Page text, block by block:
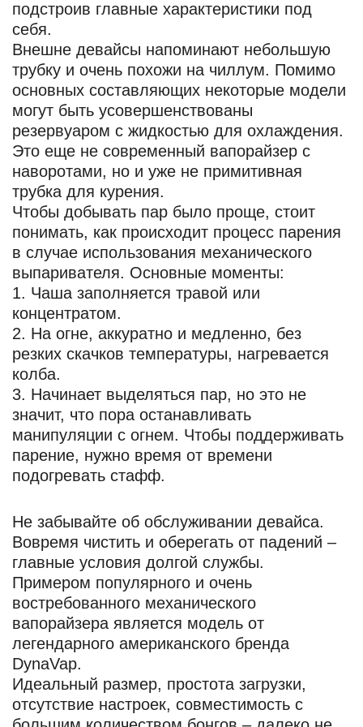
подстроив главные характеристики под
себя.
Внешне девайсы напоминают небольшую
трубку и очень похожи на чиллум. Помимо
основных составляющих некоторые модели
могут быть усовершенствованы
резервуаром с жидкостью для охлаждения.
Это еще не современный вапорайзер с
наворотами, но и уже не примитивная
трубка для курения.
Чтобы добывать пар было проще, стоит
понимать, как происходит процесс парения
в случае использования механического
выпаривателя. Основные моменты:
Чаша заполняется травой или
концентратом.
На огне, аккуратно и медленно, без
резких скачков температуры, нагревается
колба.
Начинает выделяться пар, но это не
значит, что пора останавливать
манипуляции с огнем. Чтобы поддерживать
парение, нужно время от времени
подогревать стафф.
Не забывайте об обслуживании девайса.
Вовремя чистить и оберегать от падений –
главные условия долгой службы.
Примером популярного и очень
востребованного механического
вапорайзера является модель от
легендарного американского бренда
DynaVap.
Идеальный размер, простота загрузки,
отсутствие настроек, совместимость с